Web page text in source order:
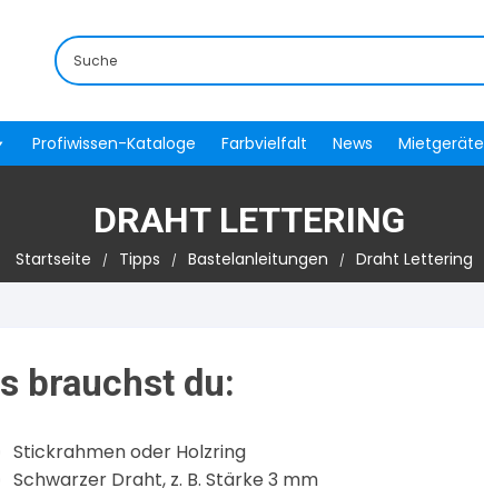
Profiwissen-Kataloge Farbvielfalt News Mietgeräte
DRAHT LETTERING
Startseite Tipps Bastelanleitungen Draht Lettering
brauchst du:
Stickrahmen oder Holzring
Schwarzer Draht, z. B. Stärke 3 mm